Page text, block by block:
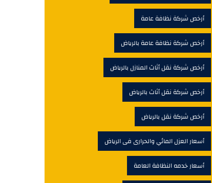
أرخص شركة نظافة عامة
أرخص شركة نظافة عامة بالرياض
أرخص شركة نقل أثاث المنازل بالرياض
أرخص شركة نقل أثاث بالرياض
أرخص شركة نقل بالرياض
أسعار العزل المائي والحرارى فى الرياض
أسعار خدمه النظافة العامة